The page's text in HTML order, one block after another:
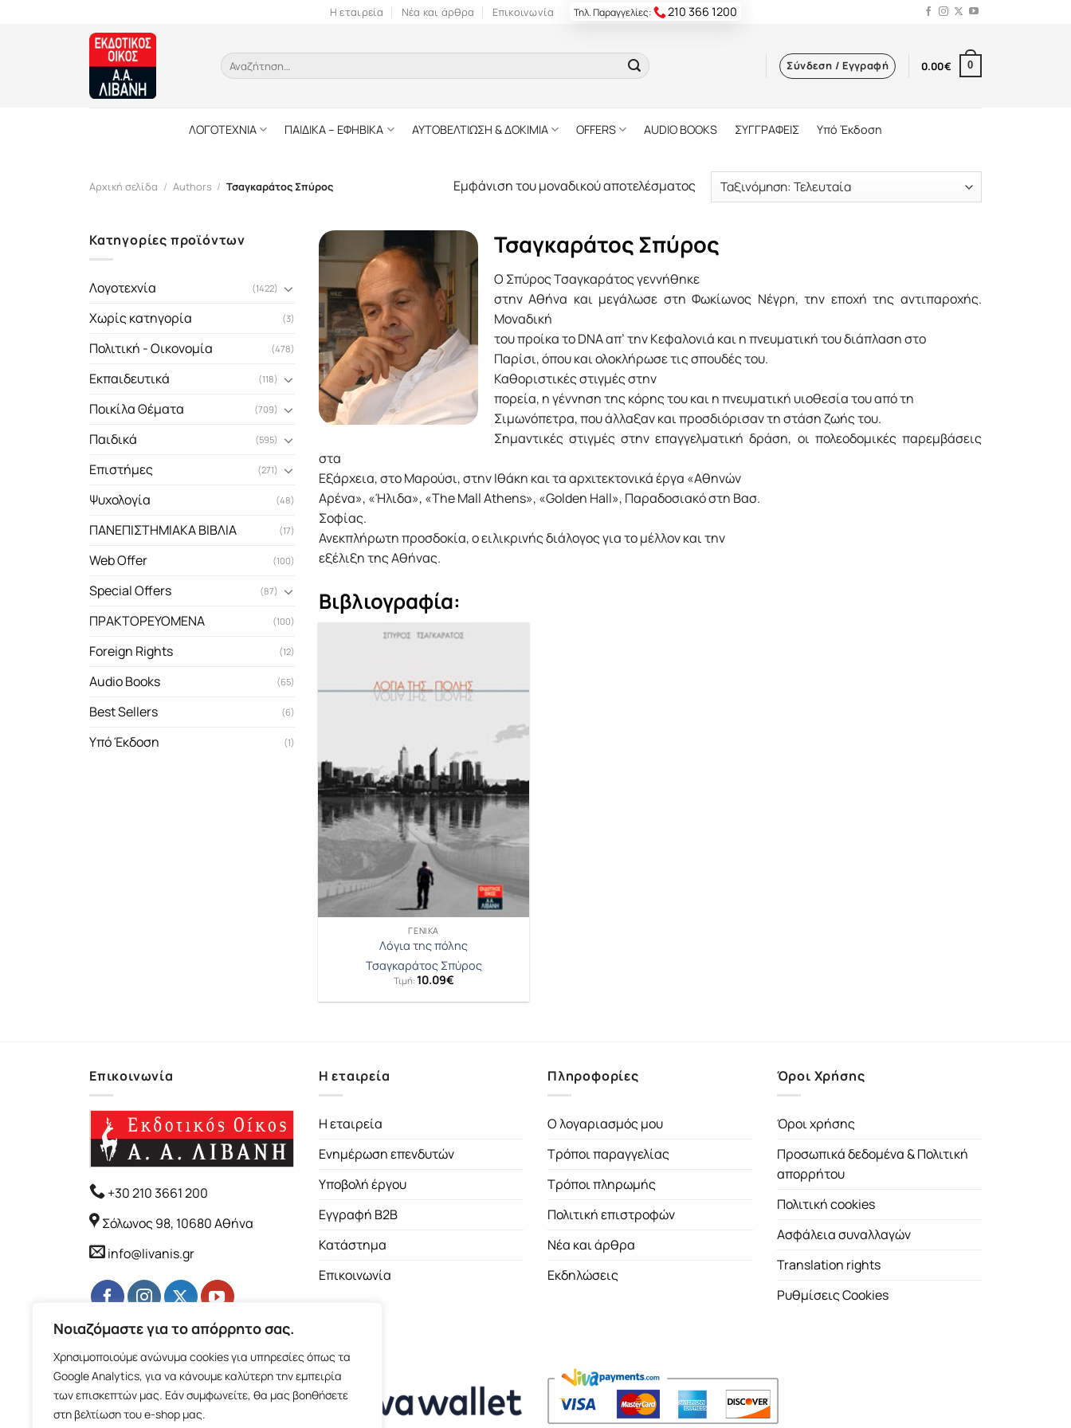
Νοιαζόμαστε για το απόρρητο σας.
Χρησιμοποιούμε ανώνυμα cookies για υπηρεσίες όπως τα
Google Analytics, για να κάνουμε καλύτερη την εμπειρία
των επισκεπτών μας. Εάν συμφωνείτε, θα μας βοηθήσετε
στη βελτίωση του e-shop μας.
Η εταιρεία Νέα και άρθρα Επικοινωνία Τηλ. Παραγγελίες: 210 366 1200
Αναζήτηση
για:
Σύνδεση / Εγγραφή 0.00€ 0
ΛΟΓΟΤΕΧΝΙΑ ΠΑΙΔΙΚΑ – ΕΦΗΒΙΚΑ ΑΥΤΟΒΕΛΤΙΩΣΗ & ΔΟΚΙΜΙΑ OFFERS AUDIO BOOKS ΣΥΓΓΡΑΦΕΙΣ Υπό Έκδοση
Αρχική σελίδα / Authors / Τσαγκαράτος Σπύρος Εμφάνιση του μοναδικού αποτελέσματος
Κατηγορίες προϊόντων
Λογοτεχνία (1422)
Χωρίς κατηγορία (3)
Πολιτική - Οικονομία (478)
Εκπαιδευτικά (118)
Ποικίλα Θέματα (709)
Παιδικά (595)
Επιστήμες (271)
Ψυχολογία (48)
ΠΑΝΕΠΙΣΤΗΜΙΑΚΑ ΒΙΒΛΙΑ (17)
Web Offer (100)
Special Offers (87)
ΠΡΑΚΤΟΡΕΥΟΜΕΝΑ (100)
Foreign Rights (12)
Audio Books (65)
Best Sellers (6)
Υπό Έκδοση (1)
Τσαγκαράτος Σπύρος
Ο Σπύρος Τσαγκαράτος γεννήθηκε
στην Αθήνα και μεγάλωσε στη Φωκίωνος Νέγρη, την εποχή της αντιπαροχής.
Μοναδική
του προίκα το DNA απ’ την Κεφαλονιά και η πνευματική του διάπλαση στο
Παρίσι, όπου και ολοκλήρωσε τις σπουδές του.
Καθοριστικές στιγμές στην
πορεία, η γέννηση της κόρης του και η πνευματική υιοθεσία του από τη
Σιμωνόπετρα, που άλλαξαν και προσδιόρισαν τη στάση ζωής του.
Σημαντικές στιγμές στην επαγγελματική δράση, οι πολεοδομικές παρεμβάσεις
στα
Εξάρχεια, στο Μαρούσι, στην Ιθάκη και τα αρχιτεκτονικά έργα «Αθηνών
Αρένα», «Ήλιδα», «The Mall Athens», «Golden Hall», Παραδοσιακό στη Βασ.
Σοφίας.
Ανεκπλήρωτη προσδοκία, ο ειλικρινής διάλογος για το μέλλον και την
εξέλιξη της Αθήνας.
Βιβλιογραφία:
ΓΕΝΙΚΆ
Λόγια της πόλης
Τσαγκαράτος Σπύρος
Τιμή:10.09€
Επικοινωνία
+30 210 3661 200
Σόλωνος 98, 10680 Αθήνα
info@livanis.gr
Η εταιρεία
Η εταιρεία
Ενημέρωση επενδυτών
Υποβολή έργου
Εγγραφή B2B
Κατάστημα
Επικοινωνία
Πληροφορίες
Ο λογαριασμός μου
Τρόποι παραγγελίας
Τρόποι πληρωμής
Πολιτική επιστροφών
Νέα και άρθρα
Εκδηλώσεις
Όροι Χρήσης
Όροι χρήσης
Προσωπικά δεδομένα & Πολιτική
απορρήτου
Πολιτική cookies
Ασφάλεια συναλλαγών
Translation rights
Ρυθμίσεις Cookies